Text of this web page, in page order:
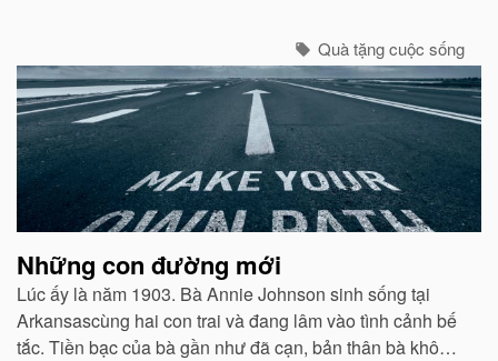
Quà tặng cuộc sống
Những con đường mới
Lúc ấy là năm 1903. Bà Annie Johnson sinh sống tại
Arkansascùng hai con trai và đang lâm vào tình cảnh bế
tắc. Tiền bạc của bà gần như đã cạn, bản thân bà không